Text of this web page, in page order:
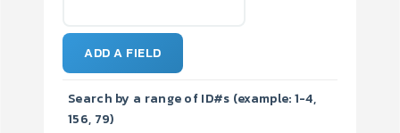
ADD A FIELD
Search by a range of ID#s (example: 1-4,
156, 79)